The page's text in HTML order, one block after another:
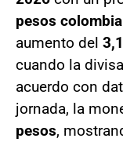
pesos
aumento del
cuando la
acuerdo con
jornada, la
pesos,